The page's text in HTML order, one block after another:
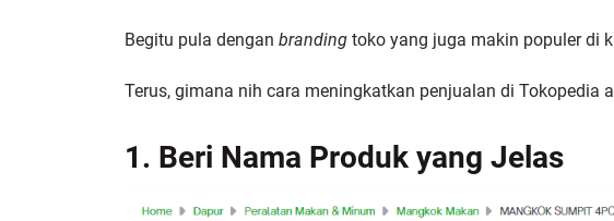
Begitu pula dengan branding toko yang juga makin populer di
Terus, gimana nih cara meningkatkan penjualan di Tokopedia
1. Beri Nama Produk yang Jelas